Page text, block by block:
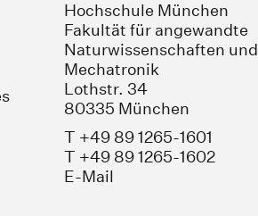
Hochschule München
Fakultät für angewandte
Naturwissenschaften und
Mechatronik
Lothstr. 34
80335 München
T +49 89 1265-1601
T +49 89 1265-1602
E-Mail